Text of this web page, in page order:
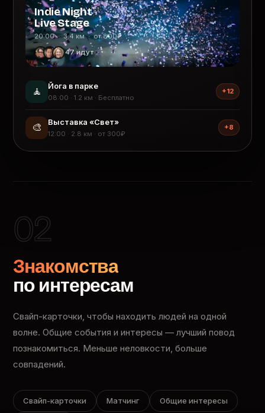
Indie Night
Live Stage
20:00 · 3.4 км · от 800₽
47 идут
🧘 Йога в парке
08:00 · 1.2 км · Бесплатно
+12
🎨 Выставка «Свет»
12:00 · 2.8 км · от 300₽
+8
02
Знакомства
по интересам
Свайп-карточки, чтобы находить людей на одной
волне. Общие события и интересы — лучший повод
познакомиться. Меньше неловкости, больше
совпадений.
Свайп-карточки Матчинг Общие интересы